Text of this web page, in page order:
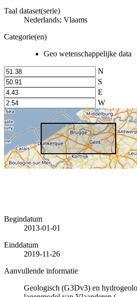
Taal dataset(serie)
Nederlands; Vlaams
Categorie(en)
Geo wetenschappelijke data
N
S
E
W
Begindatum
2013-01-01
Einddatum
2019-11-26
Aanvullende informatie
Geologisch (G3Dv3) en